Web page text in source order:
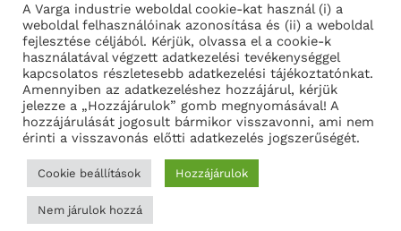
technologische Rohrschlosserarbeiten
Herstellung von Hallenelementen
Alle Rechte vorbehalten © 2022 – Varga Industrie s.r.o –
Erstellt von GDD Online Agency Kft.
A Varga industrie weboldal cookie-kat használ (i) a
weboldal felhasználóinak azonosítása és (ii) a weboldal
fejlesztése céljából. Kérjük, olvassa el a cookie-k
használatával végzett adatkezelési tevékenységgel
kapcsolatos részletesebb adatkezelési tájékoztatónkat.
Amennyiben az adatkezeléshez hozzájárul, kérjük
jelezze a „Hozzájárulok” gomb megnyomásával! A
hozzájárulását jogosult bármikor visszavonni, ami nem
érinti a visszavonás előtti adatkezelés jogszerűségét.
Cookie beállítások Hozzájárulok
Nem járulok hozzá